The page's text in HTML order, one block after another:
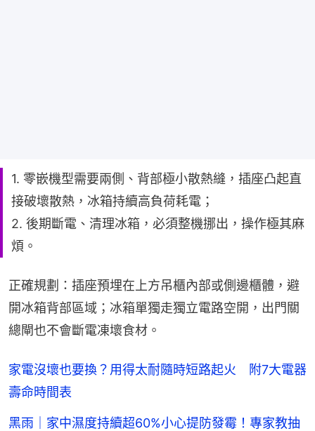
1. 零嵌機型需要兩側、背部極小散熱縫，插座凸起直
接破壞散熱，冰箱持續高負荷耗電；
2. 後期斷電、清理冰箱，必須整機挪出，操作極其麻
煩。
正確規劃：插座預埋在上方吊櫃內部或側邊櫃體，避
開冰箱背部區域；冰箱單獨走獨立電路空開，出門關
總閘也不會斷電凍壞食材。
家電沒壞也要換？用得太耐隨時短路起火 附7大電器
壽命時間表
黑雨｜家中濕度持續超60%小心提防發霉！專家教抽